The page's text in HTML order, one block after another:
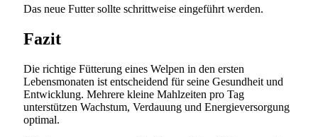
Das neue Futter sollte schrittweise eingeführt werden.
Fazit
Die richtige Fütterung eines Welpen in den ersten
Lebensmonaten ist entscheidend für seine Gesundheit und
Entwicklung. Mehrere kleine Mahlzeiten pro Tag
unterstützen Wachstum, Verdauung und Energieversorgung
optimal.